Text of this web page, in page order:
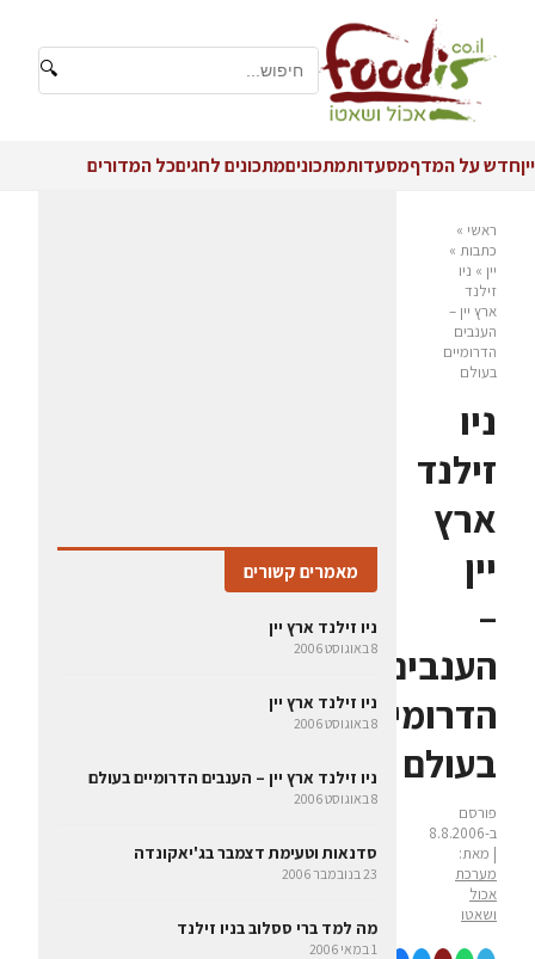
🔍
ייןחדש על המדףמסעדותמתכוניםמתכונים לחגיםכל המדורים
ראשי »
כתבות »
יין » ניו
זילנד
ארץ יין –
הענבים
הדרומיים
בעולם
ניו
זילנד
ארץ
יין
–
הענבים
הדרומיים
בעולם
פורסם
ב-8.8.2006
| מאת:
מערכת
אכול
ושאטו
מאמרים קשורים
ניו זילנד ארץ יין
8 באוגוסט 2006
ניו זילנד ארץ יין
8 באוגוסט 2006
ניו זילנד ארץ יין – הענבים הדרומיים בעולם
8 באוגוסט 2006
סדנאות וטעימת דצמבר בג'יאקונדה
23 בנובמבר 2006
מה למד ברי ססלוב בניו זילנד
1 במאי 2006